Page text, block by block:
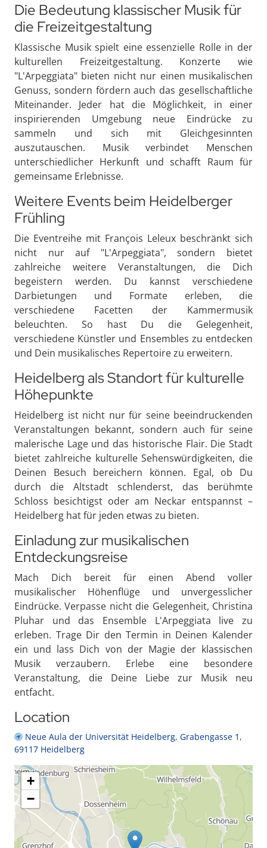
Die Bedeutung klassischer Musik für
die Freizeitgestaltung
Klassische Musik spielt eine essenzielle Rolle in der
kulturellen Freizeitgestaltung. Konzerte wie
"L'Arpeggiata" bieten nicht nur einen musikalischen
Genuss, sondern fördern auch das gesellschaftliche
Miteinander. Jeder hat die Möglichkeit, in einer
inspirierenden Umgebung neue Eindrücke zu
sammeln und sich mit Gleichgesinnten
auszutauschen. Musik verbindet Menschen
unterschiedlicher Herkunft und schafft Raum für
gemeinsame Erlebnisse.
Weitere Events beim Heidelberger
Frühling
Die Eventreihe mit François Leleux beschränkt sich
nicht nur auf "L'Arpeggiata", sondern bietet
zahlreiche weitere Veranstaltungen, die Dich
begeistern werden. Du kannst verschiedene
Darbietungen und Formate erleben, die
verschiedene Facetten der Kammermusik
beleuchten. So hast Du die Gelegenheit,
verschiedene Künstler und Ensembles zu entdecken
und Dein musikalisches Repertoire zu erweitern.
Heidelberg als Standort für kulturelle
Höhepunkte
Heidelberg ist nicht nur für seine beeindruckenden
Veranstaltungen bekannt, sondern auch für seine
malerische Lage und das historische Flair. Die Stadt
bietet zahlreiche kulturelle Sehenswürdigkeiten, die
Deinen Besuch bereichern können. Egal, ob Du
durch die Altstadt schlenderst, das berühmte
Schloss besichtigst oder am Neckar entspannst –
Heidelberg hat für jeden etwas zu bieten.
Einladung zur musikalischen
Entdeckungsreise
Mach Dich bereit für einen Abend voller
musikalischer Höhenflüge und unvergesslicher
Eindrücke. Verpasse nicht die Gelegenheit, Christina
Pluhar und das Ensemble L'Arpeggiata live zu
erleben. Trage Dir den Termin in Deinen Kalender
ein und lass Dich von der Magie der klassischen
Musik verzaubern. Erlebe eine besondere
Veranstaltung, die Deine Liebe zur Musik neu
entfacht.
Location
Neue Aula der Universität Heidelberg, Grabengasse 1,
69117 Heidelberg
+
−